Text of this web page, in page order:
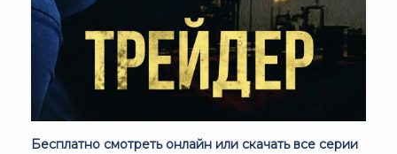
Бесплатно смотреть онлайн или скачать все серии